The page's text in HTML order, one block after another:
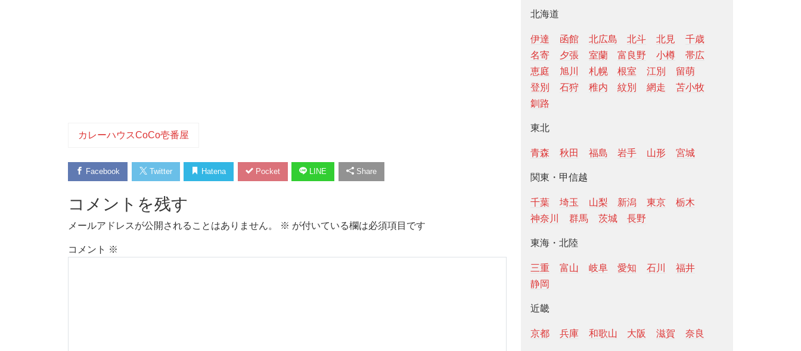
カレーハウスCoCo壱番屋
Facebook Twitter Hatena Pocket LINE Share
コメントを残す
メールアドレスが公開されることはありません。 ※ が付いている欄は必須項目です
コメント ※
北海道
伊達 函館 北広島 北斗 北見
千歳
名寄
夕張 室蘭 富良野 小樽
帯広
恵庭
旭川 札幌 根室 江別
留萌
登別
石狩 稚内 紋別 網走
苫小牧
釧路
東北
青森 秋田 福島 岩手 山形 宮城
関東・甲信越
千葉 埼玉 山梨 新潟 東京
栃木
神奈川
群馬 茨城 長野
東海・北陸
三重 富山 岐阜 愛知 石川
福井
静岡
近畿
京都 兵庫 和歌山 大阪 滋賀 奈良